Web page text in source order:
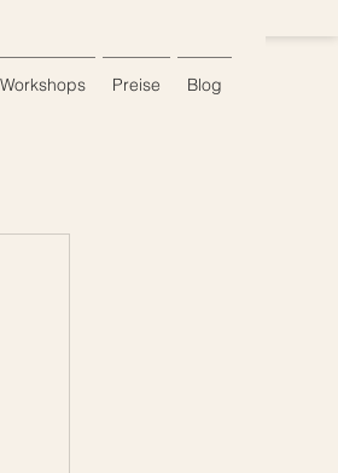
Preise Blog